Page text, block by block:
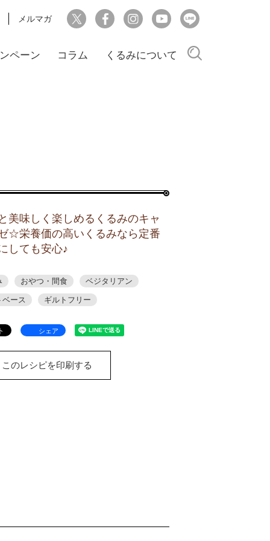
メルマガ
ペーン コラム くるみについて
美味しく楽しめるくるみのキャ
☆栄養価の高いくるみなら定番
しても安心♪
おやつ・間食 ベジタリアン
ベース ギルトフリー
シェア
このレシピを印刷する